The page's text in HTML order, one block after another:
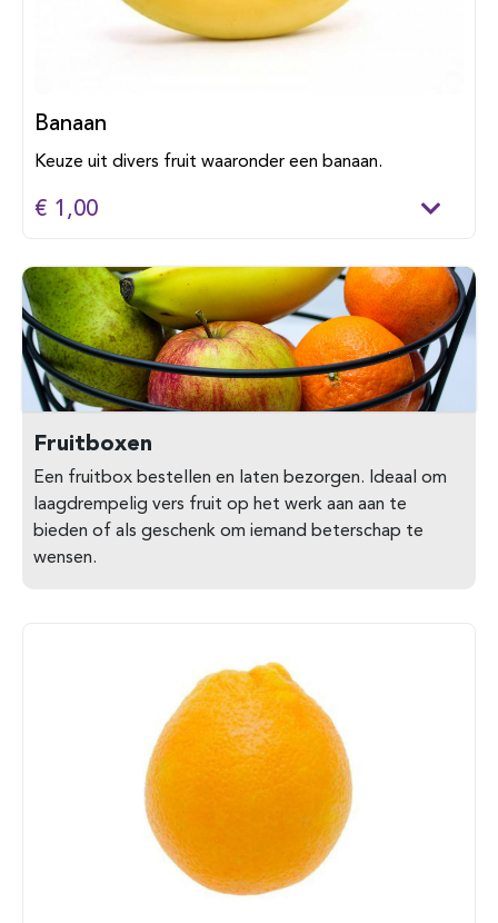
Banaan
Keuze uit divers fruit waaronder een banaan.
€ 1,00
Fruitboxen
Een fruitbox bestellen en laten bezorgen. Ideaal om
laagdrempelig vers fruit op het werk aan aan te
bieden of als geschenk om iemand beterschap te
wensen.